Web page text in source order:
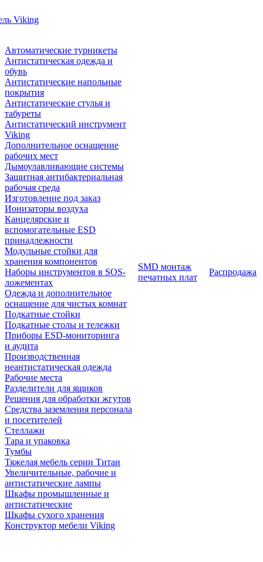
Viking
Автоматические турникеты
Антистатическая одежда и
обувь
Антистатические напольные
покрытия
Антистатические стулья и
табуреты
Антистатический инструмент
Viking
Дополнительное оснащение
рабочих мест
Дымоулавливающие системы
Защитная антибактериальная
рабочая среда
Изготовление под заказ
Ионизаторы воздуха
Канцелярские и
вспомогательные ESD
принадлежности
Модульные стойки для
хранения компонентов
Наборы инструментов в SOS-
ложементах
Одежда и дополнительное
оснащение для чистых комнат
Подкатные стойки
Подкатные столы и тележки
Приборы ESD-мониторинга
и аудита
Производственная
неантистатическая одежда
Рабочие места
Разделители для ящиков
Решения для обработки жгутов
Средства заземления персонала
и посетителей
Стеллажи
Тара и упаковка
Тумбы
Тяжелая мебель серии Титан
Увеличительные, рабочие и
антистатические лампы
Шкафы промышленные и
антистатические
Шкафы сухого хранения
Конструктор мебели Viking
SMD монтаж
печатных плат
Распродажа